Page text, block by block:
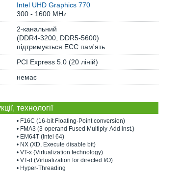
Intel UHD Graphics 770
300 - 1600 MHz
2-канальний
(DDR4-3200, DDR5-5600)
підтримується ECC пам'ять
PCI Express 5.0 (20 ліній)
немає
технології
• F16C (16-bit Floating-Point conversion)
• FMA3 (3-operand Fused Multiply-Add inst.)
• EM64T (Intel 64)
• NX (XD, Execute disable bit)
• VT-x (Virtualization technology)
• VT-d (Virtualization for directed I/O)
• Hyper-Threading